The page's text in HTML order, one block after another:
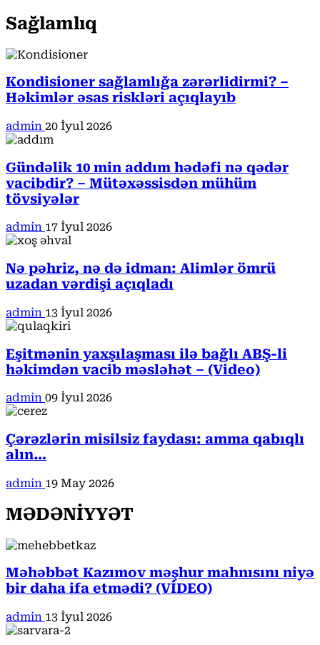
Sağlamlıq
Kondisioner sağlamlığa zərərlidirmi? –
Həkimlər əsas riskləri açıqlayıb
admin 20 İyul 2026
Gündəlik 10 min addım hədəfi nə qədər
vacibdir? – Mütəxəssisdən mühüm
tövsiyələr
admin 17 İyul 2026
Nə pəhriz, nə də idman: Alimlər ömrü
uzadan vərdişi açıqladı
admin 13 İyul 2026
Eşitmənin yaxşılaşması ilə bağlı ABŞ-li
həkimdən vacib məsləhət – (Video)
admin 09 İyul 2026
Çərəzlərin misilsiz faydası: amma qabıqlı
alın…
admin 19 May 2026
MƏDƏNİYYƏT
Məhəbbət Kazımov məşhur mahnısını niyə
bir daha ifa etmədi? (VİDEO)
admin 13 İyul 2026